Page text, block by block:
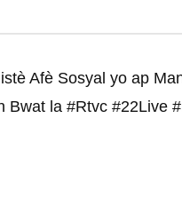
Afè Sosyal yo ap
Bwat la #Rtvc #22Live